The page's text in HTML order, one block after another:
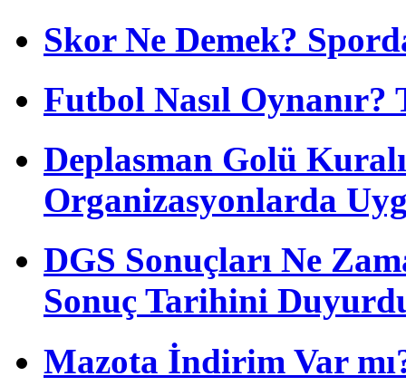
Skor Ne Demek?
Futbol Nasıl
Deplasman Golü
Organizasyonlarda
DGS Sonuçları Ne
Sonuç Tarihini
Mazota İndirim Var